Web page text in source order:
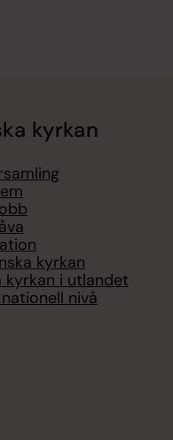
kyrkan
kyrkan
kyrkan i utlandet
nivå